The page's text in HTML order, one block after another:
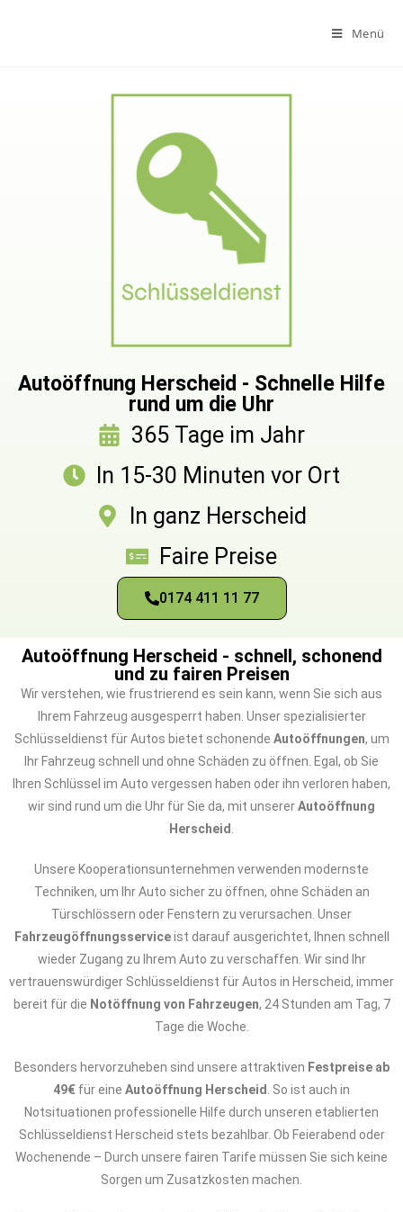
Menü
Autoöffnung Herscheid - Schnelle Hilfe
rund um die Uhr
365 Tage im Jahr
In 15-30 Minuten vor Ort
In ganz Herscheid
Faire Preise
0174 411 11 77
Autoöffnung Herscheid - schnell, schonend
und zu fairen Preisen
Wir verstehen, wie frustrierend es sein kann, wenn Sie sich aus
Ihrem Fahrzeug ausgesperrt haben. Unser spezialisierter
Schlüsseldienst für Autos bietet schonende Autoöffnungen, um
Ihr Fahrzeug schnell und ohne Schäden zu öffnen. Egal, ob Sie
Ihren Schlüssel im Auto vergessen haben oder ihn verloren haben,
wir sind rund um die Uhr für Sie da, mit unsererAutoöffnung
Herscheid
Unsere Kooperationsunternehmen verwenden modernste
Techniken, um Ihr Auto sicher zu öffnen, ohne Schäden an
Türschlössern oder Fenstern zu verursachen. Unser
Fahrzeugöffnungsserviceist darauf ausgerichtet, Ihnen schnell
wieder Zugang zu Ihrem Auto zu verschaffen. Wir sind Ihr
vertrauenswürdiger Schlüsseldienst für Autos in Herscheid, immer
bereit für die Notöffnung von Fahrzeugen, 24 Stunden am Tag, 7
Tage die Woche.
Besonders hervorzuheben sind unsere attraktiven Festpreise ab
49€ für eine Autoöffnung Herscheid
. So ist auch in
Notsituationen professionelle Hilfe durch unseren etablierten
Schlüsseldienst Herscheid stets bezahlbar. Ob Feierabend oder
Wochenende – Durch unsere fairen Tarife müssen Sie sich keine
Sorgen um Zusatzkosten machen.